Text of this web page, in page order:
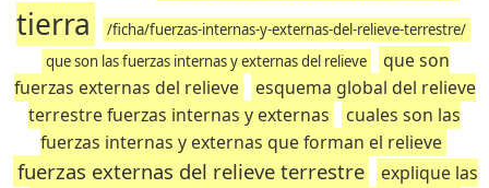
tierra
/ficha/fuerzas-internas-y-externas-del-relieve-terrestre/
que son las fuerzas internas y externas del relieve
que son
fuerzas externas del relieve
esquema global del relieve
terrestre fuerzas internas y externas
cuales son las
fuerzas internas y externas que forman el relieve
fuerzas externas del relieve terrestre
explique las